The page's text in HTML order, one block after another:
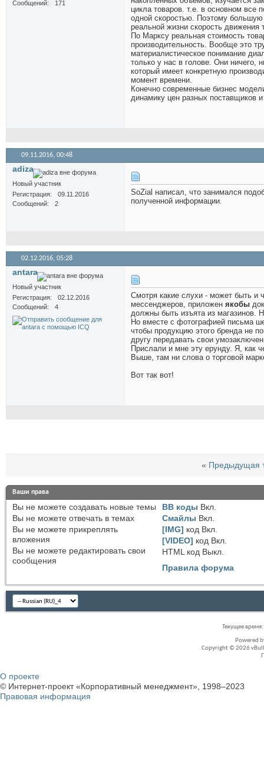
Сообщений
171
цикла товаров. т.е. в основном все
одной скоростью. Поэтому
реальной жизни скорость
По Марксу реальная стоимость
производительность. Вообще это
материалистическое понимание
только у нас в голове. Они ничего,
который имеет конкретную
момент времени.
Конечно современные бизнес
динамику цен разных поставщиков
09.11.2016, 00:48
adiza
Новый участник
Регистрация
09.11.2016
Сообщений
2
SoZial написал, что занимался
полученной информации.
02.12.2016, 05:28
antara
Новый участник
Регистрация
02.12.2016
Сообщений
4
Смотря какие слухи - может быть и
мессенджеров, приложен якобы
должны быть изъята из магазинов.
Но вместе с фотографией письма
чтобы продукцию этого бренда не
другу передавать свои
Прислали и мне эту ерунду. Я, как
Выше, там ни слова о торговой
Вот так вот!
« Предыдущая
Ваши права
Вы не можете создавать новые темы
Вы не можете отвечать в темах
Вы не можете прикреплять
вложения
Вы не можете редактировать свои
сообщения
BB коды Вкл.
Смайлы Вкл.
[IMG] код Вкл.
[VIDEO] код Вкл.
HTML код Выкл.
Правила форума
Текущее время:
Powered
Copyright © 2026
О проекте
© Интернет-проект «Корпоративный менеджмент», 1998–2023
Правовая информация